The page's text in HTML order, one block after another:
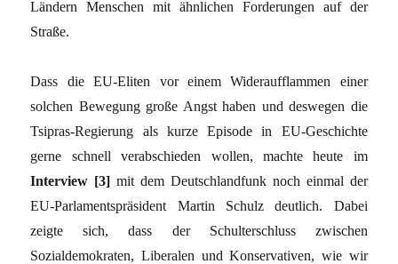
Ländern Menschen mit ähnlichen Forderungen auf der
Straße.
Dass die EU-Eliten vor einem Wideraufflammen einer
solchen Bewegung große Angst haben und deswegen die
Tsipras-Regierung als kurze Episode in EU-Geschichte
gerne schnell verabschieden wollen, machte heute im
Interview [3] mit dem Deutschlandfunk noch einmal der
EU-Parlamentspräsident Martin Schulz deutlich. Dabei
zeigte sich, dass der Schulterschluss zwischen
Sozialdemokraten, Liberalen und Konservativen, wie wir